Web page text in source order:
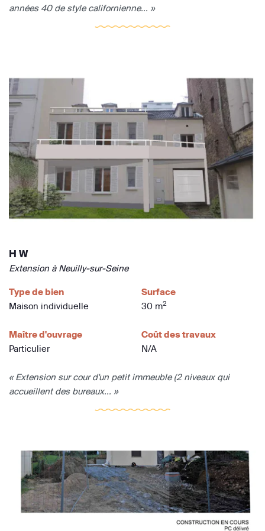
années 40 de style californienne... »
H W
Extension à Neuilly-sur-Seine
Type de bien
Maison individuelle
Surface
30 m2
Maître d'ouvrage
Particulier
Coût des travaux
N/A
« Extension sur cour d'un petit immeuble (2 niveaux qui
accueillent des bureaux... »